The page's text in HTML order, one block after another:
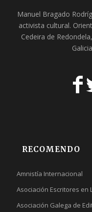
Manuel Bragado
activista cultural.
Cedeira de
RECOMENDO
Amnistía Internacional
Asociación Escritores en
Asociación Galega de